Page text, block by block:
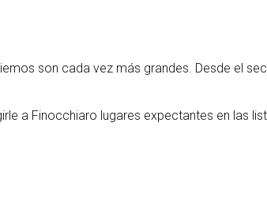
son cada vez más grandes. Desde el
a Finocchiaro lugares expectantes en las